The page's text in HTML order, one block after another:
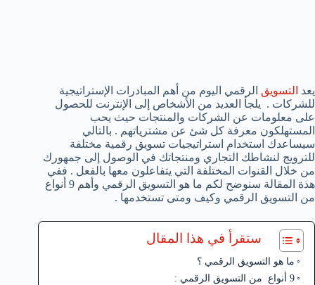
يعد التسويق الرقمي اليوم من أهم المبادرات الإستراتيجية
للشركات . يلجأ العديد من الأشخاص إلى الإنترنت للحصول
على معلومات عن الشركات والمنتجات حيث يحب
المستهلكون معرفة كل شئ عن مشترياتهم . بالتالي
سيساعدك استخدام استراتيجيات تسويق رقمية مختلفة
للترويج لنشاطك التجاري ومنتجاتك في الوصول إلى جمهورك
من خلال القنوات المختلفة التي يتفاعلون معها بالفعل . ففي
هذة المقالة سنوضح لكم ما هو التسويق الرقمي وأهم 9 أنواع
من التسويق الرقمي وكيف ومتى تستخدمها .
ستقرأ في هذا المقال
ما هو التسويق الرقمي ؟
9 أنواع من التسويق الرقمي :